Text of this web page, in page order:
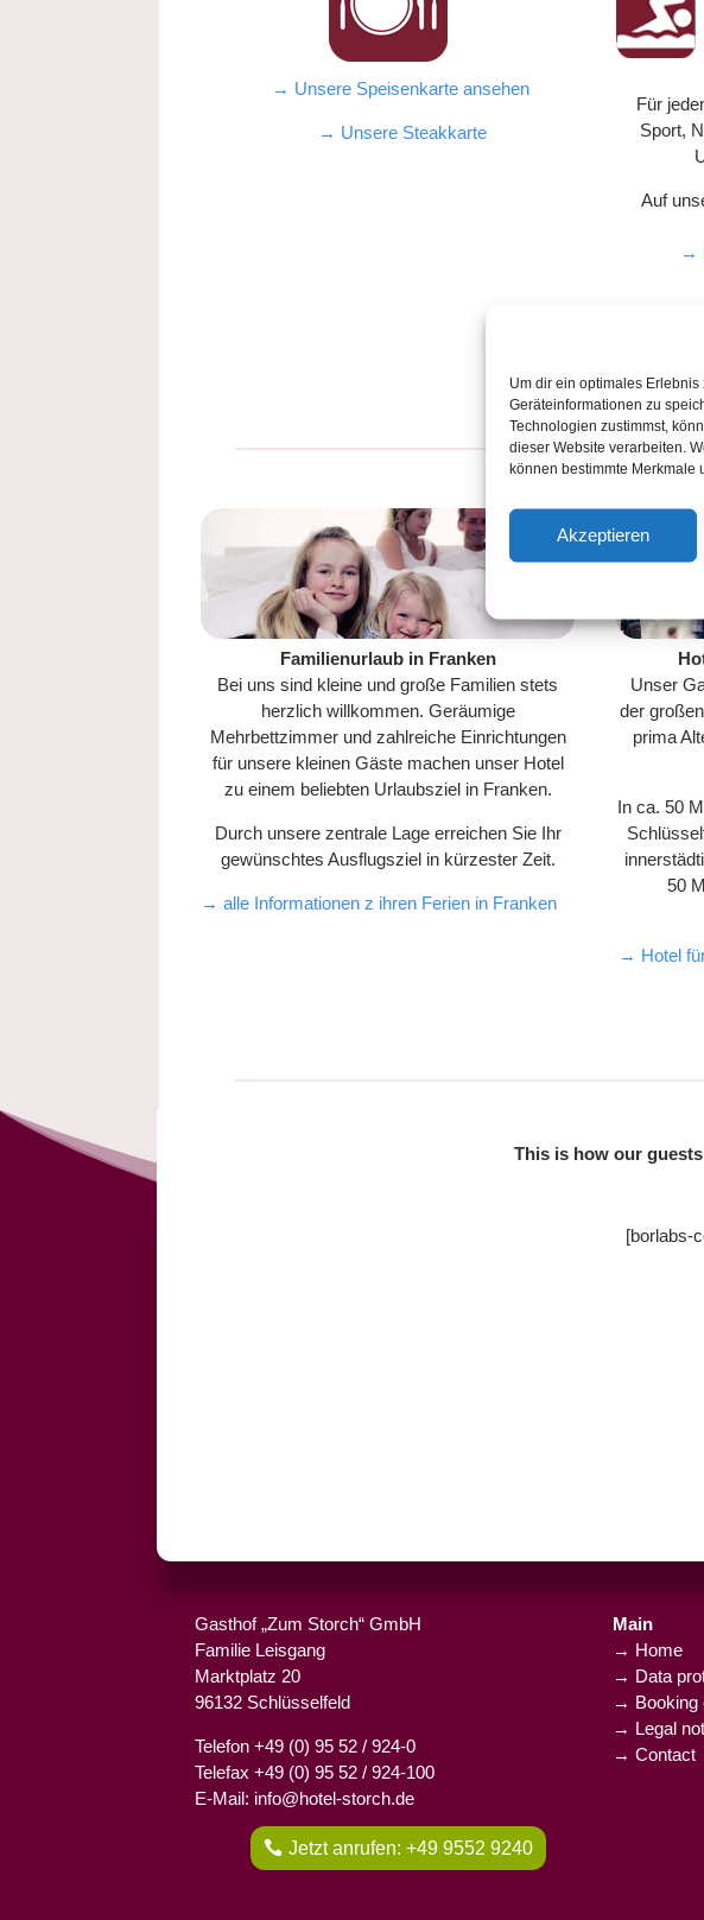
Um dir ein optimales
Geräteinformationen zu
Technologien zustimmst,
dieser Website verarbeiten.
können bestimmte Merkmale
Akzeptieren
→ Unsere Speisenkarte ansehen
→ Unsere Steakkarte
Für
Sport,
Auf
→
Familienurlaub in Franken
Bei uns sind kleine und große Familien stets
herzlich willkommen. Geräumige
Mehrbettzimmer und zahlreiche Einrichtungen
für unsere kleinen Gäste machen unser Hotel
zu einem beliebten Urlaubsziel in Franken.
Durch unsere zentrale Lage erreichen Sie Ihr
gewünschtes Ausflugsziel in kürzester Zeit.
→ alle Informationen z ihren Ferien in Franken
Unser
der
prima
In ca. 50
50
→ Hotel
This is how our
[borlabs-
Gasthof „Zum Storch“ GmbH
Familie Leisgang
Marktplatz 20
96132 Schlüsselfeld
Telefon +49 (0) 95 52 / 924-0
Telefax +49 (0) 95 52 / 924-100
E-Mail: info@hotel-storch.de
Jetzt anrufen: +49 9552 9240
Main
→ Home
→ Data
→ Booking
→ Legal
→ Contact